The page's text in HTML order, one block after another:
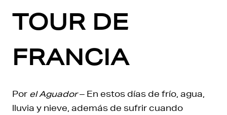
TOUR DE
FRANCIA
Por el Aguador– En estos días de frío, agua,
lluvia y nieve, además de sufrir cuando